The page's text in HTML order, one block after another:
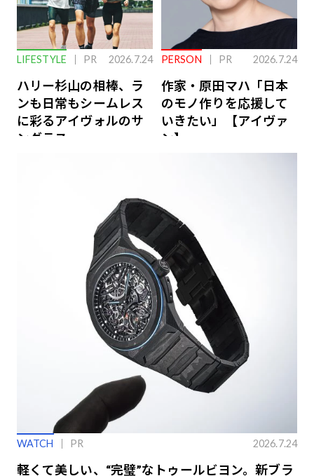
LIFESTYLE PR 2026.7.24
ハリー杉山の相棒、ラ
ンも日常もシームレス
に彩るアイヴォルのサ
ングラス
PERSON PR 2026.7.24
作家・原田マハ「日本
のモノ作りを応援して
いきたい」【アイヴァ
ン】
WATCH PR 2026.7.24
軽くて美しい、“完璧”なトゥールビヨン。新ブラ